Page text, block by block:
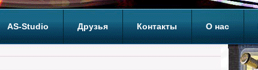
AS-Studio Друзья Контакты О нас